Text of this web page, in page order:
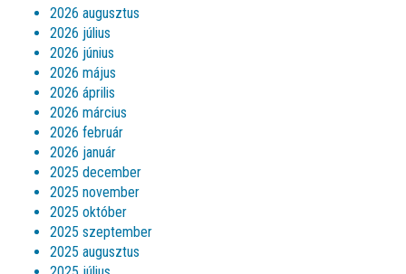
2026 augusztus
2026 július
2026 június
2026 május
2026 április
2026 március
2026 február
2026 január
2025 december
2025 november
2025 október
2025 szeptember
2025 augusztus